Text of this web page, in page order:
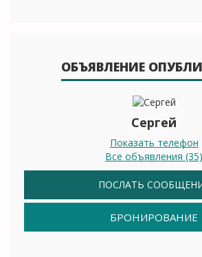
ОБЪЯВЛЕНИЕ
Сергей
Показать телефон
Все объявления (35)
ПОСЛАТЬ
БРОНИРОВАНИЕ